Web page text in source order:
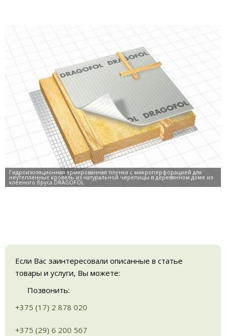
Если Вас заинтересовали описанные в статье
товары и услуги, Вы можете:
Позвонить:
+375 (17) 2 878 020
+375 (29) 6 200 567